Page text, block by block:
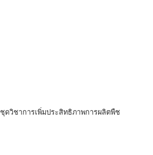
ชุดวิชาการเพิ่มประสิทธิภาพการผลิตพืช